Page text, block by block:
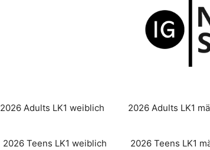
2026 Adults LK1 weiblich 2026 Adults LK1
2026 Teens LK1 weiblich 2026 Teens LK1